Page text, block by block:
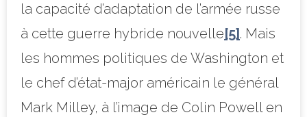
la capacité d’adaptation de l’armée russe
à cette guerre hybride nouvelle[5]. Mais
les hommes politiques de Washington et
le chef d’état-major américain le général
Mark Milley, à l’image de Colin Powell en